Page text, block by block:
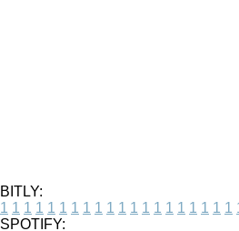
BITLY:
1 1 1 1 1 1 1 1 1 1 1 1 1 1 1 1 1 1 1 1
SPOTIFY: